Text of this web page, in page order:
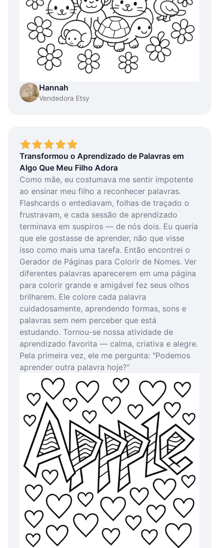
Hannah
Vendedora Etsy
Transformou o Aprendizado de Palavras em
Algo Que Meu Filho Adora
Como mãe, eu costumava me sentir impotente
ao ensinar meu filho a reconhecer palavras.
Flashcards o entediavam, folhas de traçado o
frustravam, e cada sessão de aprendizado
terminava em suspiros — de nós dois. Eu queria
que ele gostasse de aprender, não que visse
isso como mais uma tarefa. Então encontrei o
Gerador de Páginas para Colorir de Nomes. Ver
diferentes palavras aparecerem em uma página
para colorir grande e amigável fez seus olhos
brilharem. Ele colore cada palavra
cuidadosamente, aprendendo formas, sons e
palavras sem nem perceber que está
estudando. Tornou-se nossa atividade de
aprendizado favorita — calma, criativa e alegre.
Pela primeira vez, ele me pergunta: "Podemos
aprender outra palavra hoje?"